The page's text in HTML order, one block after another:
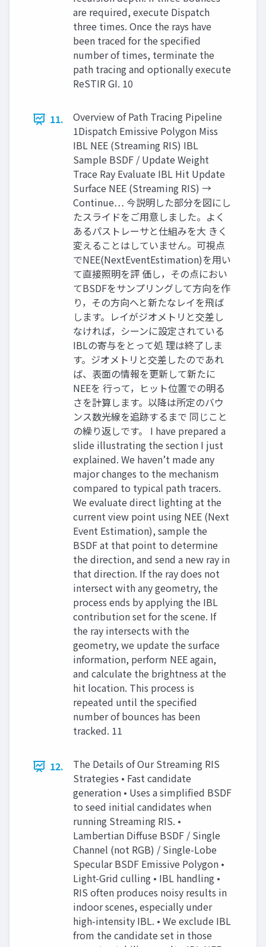
are required, execute Dispatch
three times. Once the rays have
been traced for the specified
number of times, terminate the
path tracing and optionally execute
ReSTIR GI. 10
11.
Overview of Path Tracing Pipeline
1Dispatch Emissive Polygon Miss
IBL NEE (Streaming RIS) IBL
Sample BSDF / Update Weight
Trace Ray Evaluate IBL Hit Update
Surface NEE (Streaming RIS) →
Continue… 今説明した部分を図にし
たスライドをご用意しました。よく
あるパストレーサと仕組みを大 きく
変えることはしていません。可視点
でNEE(NextEventEstimation)を用い
て直接照明を評 価し，その点におい
てBSDFをサンプリングして方向を作
り，その方向へと新たなレイを飛ば
します。レイがジオメトリと交差し
なければ，シーンに設定されている
IBLの寄与をとって処 理は終了しま
す。ジオメトリと交差したのであれ
ば、表面の情報を更新して新たに
NEEを 行って，ヒット位置での明る
さを計算します。以降は所定のバウ
ンス数光線を追跡するまで 同じこと
の繰り返しです。 I have prepared a
slide illustrating the section I just
explained. We haven’t made any
major changes to the mechanism
compared to typical path tracers.
We evaluate direct lighting at the
current view point using NEE (Next
Event Estimation), sample the
BSDF at that point to determine
the direction, and send a new ray in
that direction. If the ray does not
intersect with any geometry, the
process ends by applying the IBL
contribution set for the scene. If
the ray intersects with the
geometry, we update the surface
information, perform NEE again,
and calculate the brightness at the
hit location. This process is
repeated until the specified
number of bounces has been
tracked. 11
12.
The Details of Our Streaming RIS
Strategies • Fast candidate
generation • Uses a simplified BSDF
to seed initial candidates when
running Streaming RIS. •
Lambertian Diffuse BSDF / Single
Channel (not RGB) / Single-Lobe
Specular BSDF Emissive Polygon •
Light-Grid culling • IBL handling •
RIS often produces noisy results in
indoor scenes, especially under
high-intensity IBL. • We exclude IBL
from the candidate set in those